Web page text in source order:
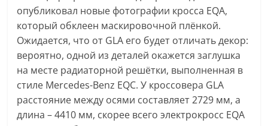
опубликовал новые фотографии кросса EQA,
который обклеен маскировочной плёнкой.
Ожидается, что от GLA его будет отличать декор:
вероятно, одной из деталей окажется заглушка
на месте радиаторной решётки, выполненная в
стиле Mercedes-Benz EQC. У кроссовера GLA
расстояние между осями составляет 2729 мм, а
длина – 4410 мм, скорее всего электрокросс EQA